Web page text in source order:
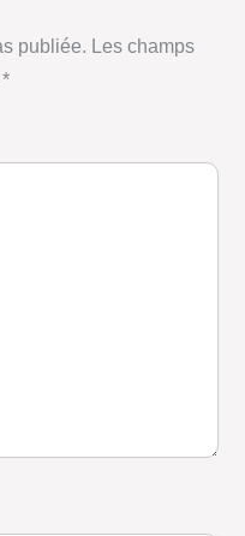
publiée. Les champs
*